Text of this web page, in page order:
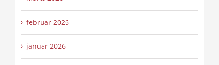
februar 2026
januar 2026